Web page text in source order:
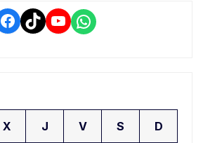
Facebook
TikTokYouTube
WhatsApp
X J V S D